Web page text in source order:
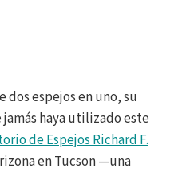
dos espejos en uno, su
jamás haya utilizado este
de Espejos Richard F.
en Tucson —una